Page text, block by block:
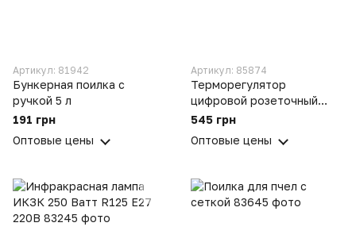
Артикул: 81942
Бункерная поилка с
ручкой 5 л
191 грн
Оптовые цены
Артикул: 85874
Терморегулятор
цифровой розеточный
Рябушка TD для
545 грн
Оптовые цены